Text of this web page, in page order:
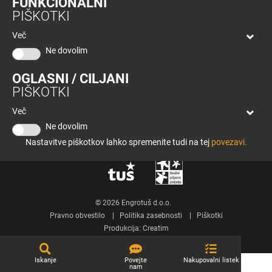
PIŠKOTKI
Več
Ne dovolim
OGLASNI / CILJANI
PIŠKOTKI
Več
Ne dovolim
Nastavitve piškotkov lahko spremenite tudi na tej povezavi.
Iskanje
Povejte
nam
Nakupovalni listek
O podjetju
Spletne strani
Tuš klub
Kontakt
© 2026 Engrotuš d.o.o.
Pravno obvestilo
Politika zasebnosti
Piškotki
Produkcija: Creatim